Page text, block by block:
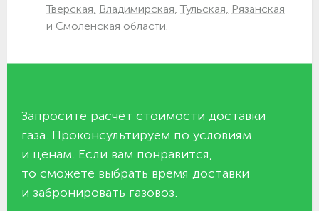
Тверская, Владимирская, Тульская, Рязанская
и Смоленская области.
Запросите расчёт стоимости доставки
газа. Проконсультируем по условиям
и ценам. Если вам понравится,
то сможете выбрать время доставки
и забронировать газовоз.